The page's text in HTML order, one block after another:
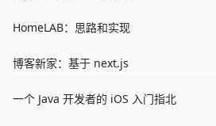
HomeLAB：思路和实现
博客新家：基于 next.js
一个 Java 开发者的 iOS 入门指北